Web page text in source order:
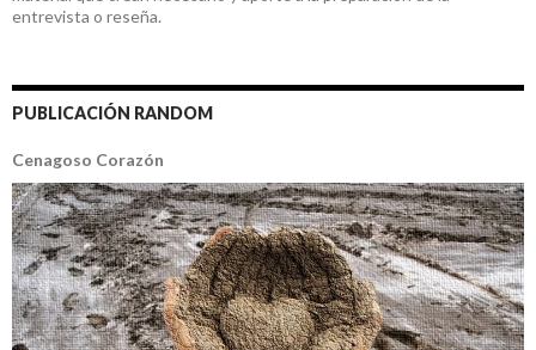
entrevista o reseña.
PUBLICACIÓN RANDOM
Cenagoso Corazón